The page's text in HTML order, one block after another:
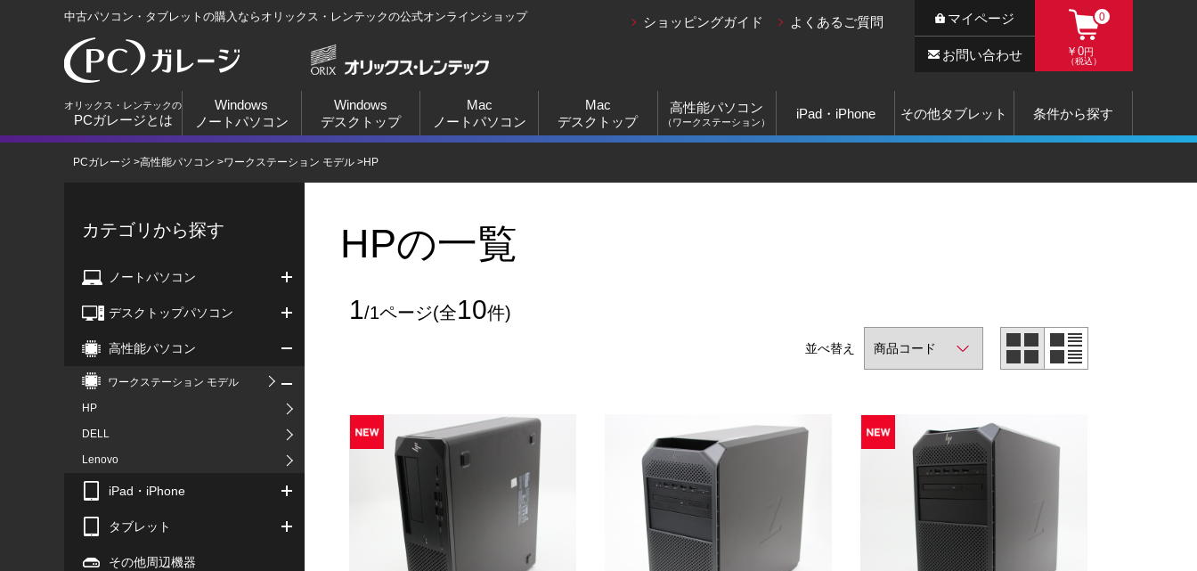
中古パソコン・タブレットの購入ならオリックス・レンテックの公式オンラインショップ
オリックス・レンテックの
PCガレージとは
Windows
ノートパソコン
Windows
デスクトップ
Mac
ノートパソコン
Mac
デスクトップ
高性能パソコン
（ワークステーション）
iPad・iPhone その他タブレット 条件から探す
ショッピングガイド よくあるご質問 マイページ
お問い合わせ
0
￥0円
（税込）
PCガレージ >高性能パソコン >ワークステーション モデル >HP
HPの一覧
1/1ページ(全10件)
並べ替え
カテゴリから探す
ノートパソコン
デスクトップパソコン
高性能パソコン
ワークステーション モデル
HP
DELL
Lenovo
iPad・iPhone
タブレット
その他周辺機器